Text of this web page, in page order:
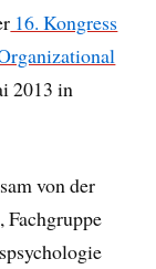
16. Kongress
2013 in
von der
Fachgruppe